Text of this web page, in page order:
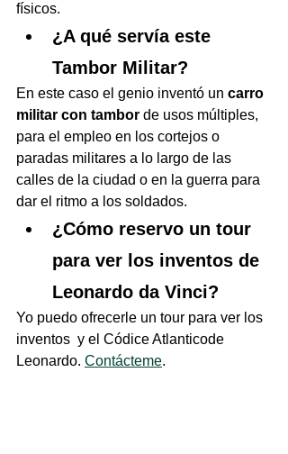
físicos.
¿A qué servía este
Tambor Militar?
En este caso el genio inventó un carro
militar con tambor de usos múltiples,
para el empleo en los cortejos o
paradas militares a lo largo de las
calles de la ciudad o en la guerra para
dar el ritmo a los soldados.
¿Cómo reservo un tour
para ver los inventos de
Leonardo da Vinci?
Yo puedo ofrecerle un tour para ver los
inventos  y el Códice Atlanticode
Leonardo. Contácteme.